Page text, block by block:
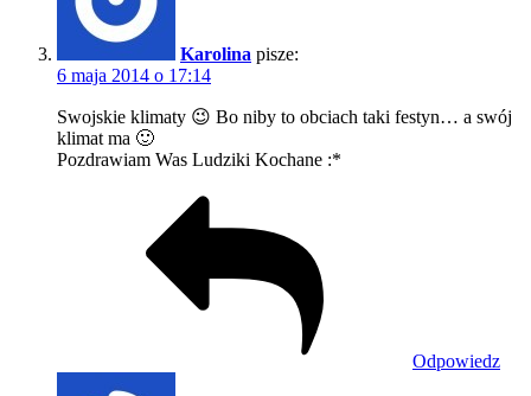
Karolina pisze:
6 maja 2014 o 17:14
Swojskie klimaty 😉 Bo niby to obciach taki festyn… a swój
klimat ma 🙂
Pozdrawiam Was Ludziki Kochane :*
Odpowiedz